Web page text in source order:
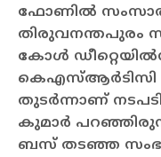
ഫോണില്‍
തിരുവനന്തപുരം
കോള്‍
കെഎസ്ആര്‍ടിസി
തുടര്‍ന്നാണ്
കുമാര്‍
ബസ് തടഞ്ഞ